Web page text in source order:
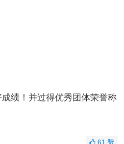
绩！并过得优秀团体荣誉称
61 赞